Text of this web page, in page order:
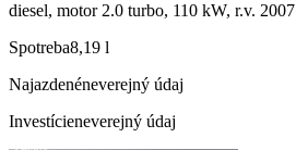
diesel, motor 2.0 turbo, 110 kW, r.v. 2007
Spotreba8,19 l
Najazdenéneverejný údaj
Investícieneverejný údaj